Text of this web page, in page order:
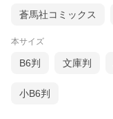
蒼馬社コミックス
本サイズ
B6判 文庫判
小B6判